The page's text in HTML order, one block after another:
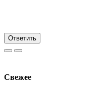
Ответить
Свежее